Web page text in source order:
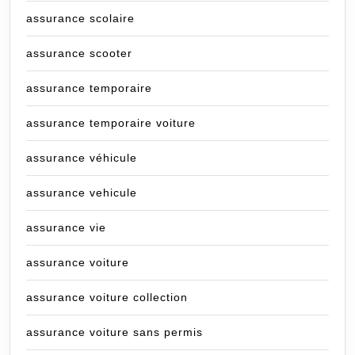
assurance scolaire
assurance scooter
assurance temporaire
assurance temporaire voiture
assurance véhicule
assurance vehicule
assurance vie
assurance voiture
assurance voiture collection
assurance voiture sans permis